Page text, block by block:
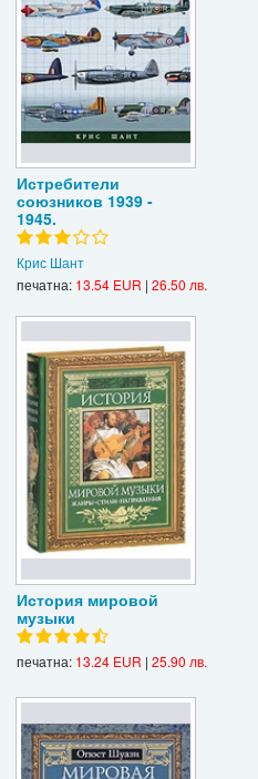
Истребители
союзников 1939 -
1945.
Крис Шант
печатна: 13.54 EUR | 26.50 лв.
История мировой
музыки
печатна: 13.24 EUR | 25.90 лв.